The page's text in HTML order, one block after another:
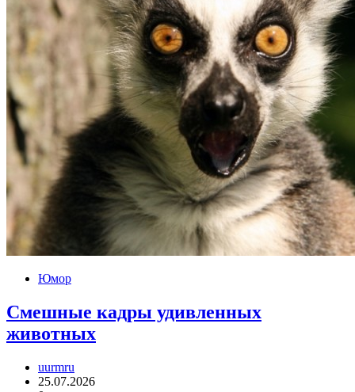
Юмор
Смешные кадры удивленных
животных
uurmru
25.07.2026